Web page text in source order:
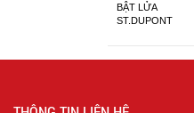
BẬT LỬA
ST.DUPONT